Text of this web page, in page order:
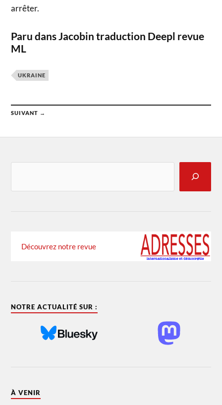
arrêter.
Paru dans Jacobin traduction Deepl revue
ML
UKRAINE
SUIVANT →
Découvrez notre revue
NOTRE ACTUALITÉ SUR :
À VENIR